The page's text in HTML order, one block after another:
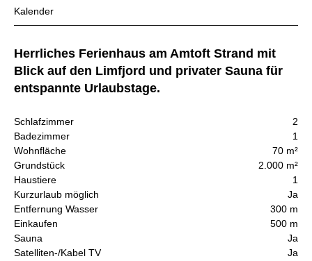
Kalender
Herrliches Ferienhaus am Amtoft Strand mit
Blick auf den Limfjord und privater Sauna für
entspannte Urlaubstage.
Schlafzimmer
2
Badezimmer
1
Wohnfläche
70 m²
Grundstück
2.000 m²
Haustiere
1
Kurzurlaub möglich
Ja
Entfernung Wasser
300 m
Einkaufen
500 m
Sauna
Ja
Satelliten-/Kabel TV
Ja